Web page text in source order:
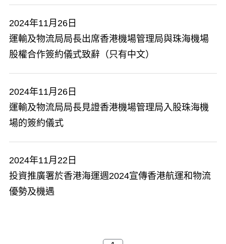
2024年11月26日
運輸及物流局局長出席香港機場管理局與珠海機場
股權合作簽約儀式致辭（只有中文）
2024年11月26日
運輸及物流局局長見證香港機場管理局入股珠海機
場的簽約儀式
2024年11月22日
投資推廣署於香港海運週2024宣傳香港航運和物流
優勢及機遇